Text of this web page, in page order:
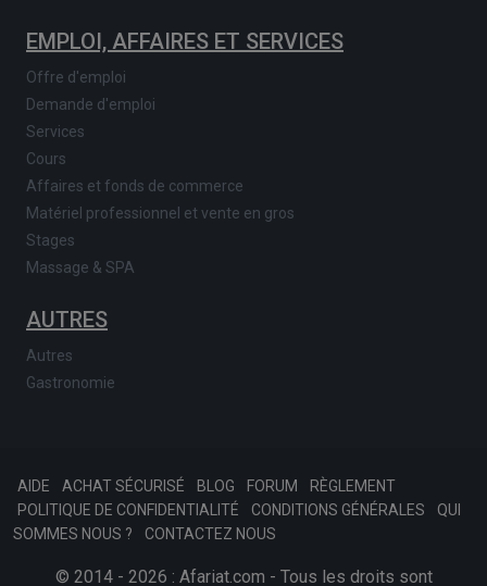
EMPLOI, AFFAIRES ET SERVICES
Offre d'emploi
Demande d'emploi
Services
Cours
Affaires et fonds de commerce
Matériel professionnel et vente en gros
Stages
Massage & SPA
AUTRES
Autres
Gastronomie
AIDE ACHAT SÉCURISÉ BLOG FORUM
RÈGLEMENT
POLITIQUE DE CONFIDENTIALITÉ
CONDITIONS GÉNÉRALES
QUI
SOMMES NOUS ?
CONTACTEZ NOUS
© 2014 - 2026 : Afariat.com - Tous les droits sont